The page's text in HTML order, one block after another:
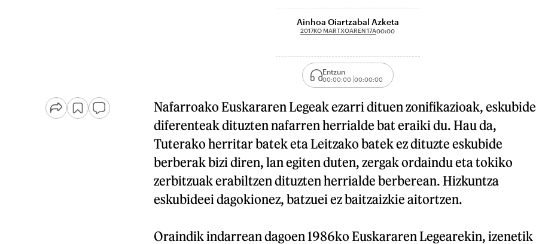
Ainhoa Oiartzabal Azketa
2017KO MARTXOAREN 17A00:00
Entzun
00:00:00 00:00:00
Nafarroako Euskararen Legeak ezarri dituen zonifikazioak, eskubide
diferenteak dituzten nafarren herrialde bat eraiki du. Hau da,
Tuterako herritar batek eta Leitzako batek ez dituzte eskubide
berberak bizi diren, lan egiten duten, zergak ordaindu eta tokiko
zerbitzuak erabiltzen dituzten herrialde berberean. Hizkuntza
eskubideei dagokionez, batzuei ez baitzaizkie aitortzen.
Oraindik indarrean dagoen 1986ko Euskararen Legearekin, izenetik